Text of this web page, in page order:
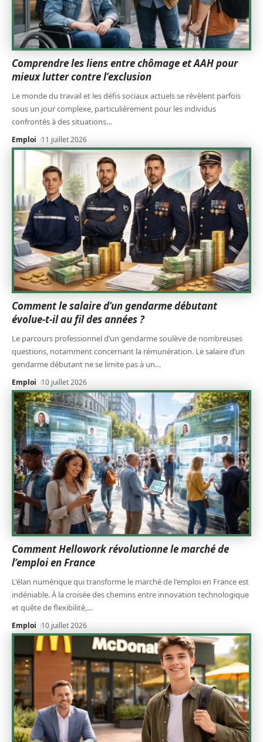
Comprendre les liens entre chômage et AAH pour
mieux lutter contre l’exclusion
Le monde du travail et les défis sociaux actuels se révèlent parfois
sous un jour complexe, particulièrement pour les individus
confrontés à des situations…
Emploi 11 juillet 2026
Comment le salaire d’un gendarme débutant
évolue-t-il au fil des années ?
Le parcours professionnel d’un gendarme soulève de nombreuses
questions, notamment concernant la rémunération. Le salaire d’un
gendarme débutant ne se limite pas à un…
Emploi 10 juillet 2026
Comment Hellowork révolutionne le marché de
l’emploi en France
L'élan numérique qui transforme le marché de l'emploi en France est
indéniable. À la croisée des chemins entre innovation technologique
et quête de flexibilité,…
Emploi 10 juillet 2026